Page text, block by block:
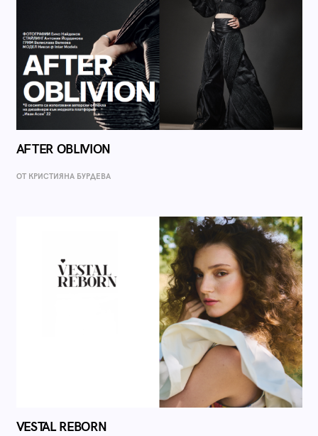
AFTER OBLIVION
ОТ КРИСТИЯНА БУРДЕВА
VESTAL REBORN